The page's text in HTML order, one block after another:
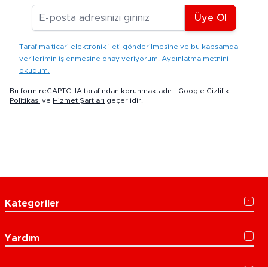
E-posta Adresiniz
Üye Ol
Tarafıma ticari elektronik ileti gönderilmesine ve bu kapsamda
verilerimin işlenmesine onay veriyorum. Aydınlatma metnini
okudum.
Bu form reCAPTCHA tarafından korunmaktadır - Google Gizlilik
Politikası ve Hizmet Şartları geçerlidir.
Kategoriler
Yardım